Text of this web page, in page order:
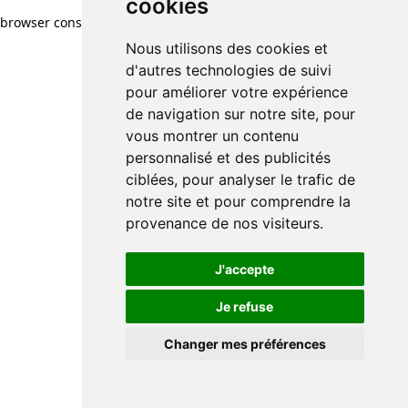
cookies
Nous utilisons des cookies et
d'autres technologies de suivi
pour améliorer votre expérience
de navigation sur notre site, pour
vous montrer un contenu
personnalisé et des publicités
ciblées, pour analyser le trafic de
notre site et pour comprendre la
provenance de nos visiteurs.
J'accepte
Je refuse
Changer mes préférences
browser console for more information)